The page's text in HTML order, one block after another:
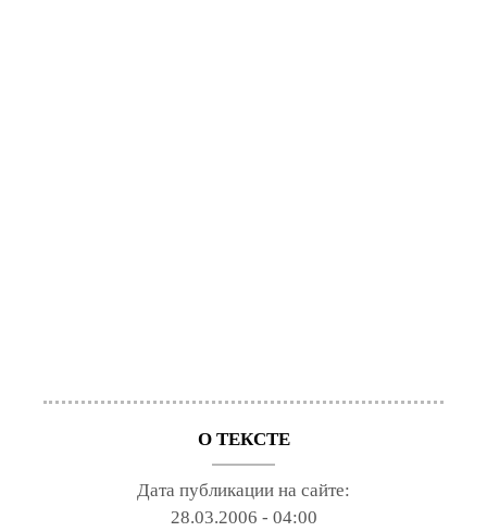
О ТЕКСТЕ
Дата публикации на сайте:
28.03.2006 - 04:00